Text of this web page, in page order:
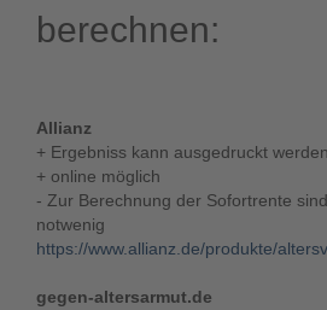
berechnen:
Allianz
+ Ergebniss kann ausgedruckt werden
+ online möglich
- Zur Berechnung der Sofortrente
notwenig
https://www.allianz.de/produkte/
gegen-altersarmut.de